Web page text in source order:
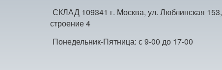
СКЛАД 109341 г. Москва, ул. Люблинская 153,
строение 4
Понедельник-Пятница: с 9-00 до 17-00